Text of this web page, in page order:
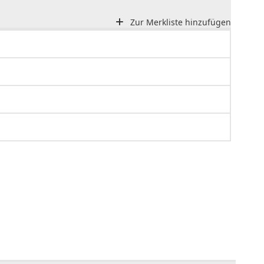
Zur Merkliste hinzufügen